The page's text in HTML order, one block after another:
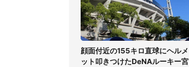
顔面付近の155キロ直球にヘルメ
ット叩きつけたDeNAルーキー宮